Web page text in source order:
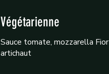
Végétarienne
Sauce tomate, mozzarella
artichaut